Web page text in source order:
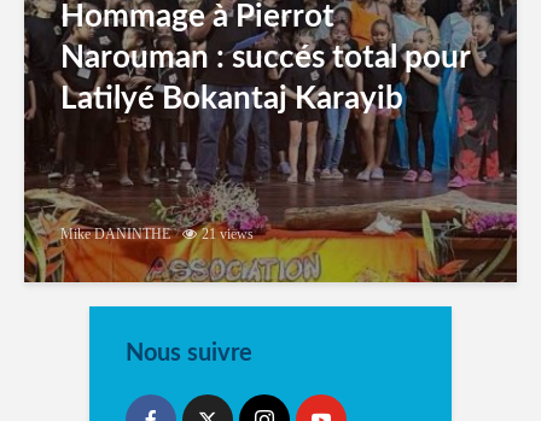
Hommage à Pierrot
Narouman : succés total pour
Latilyé Bokantaj Karayib
Mike DANINTHE 21 views
Nous suivre